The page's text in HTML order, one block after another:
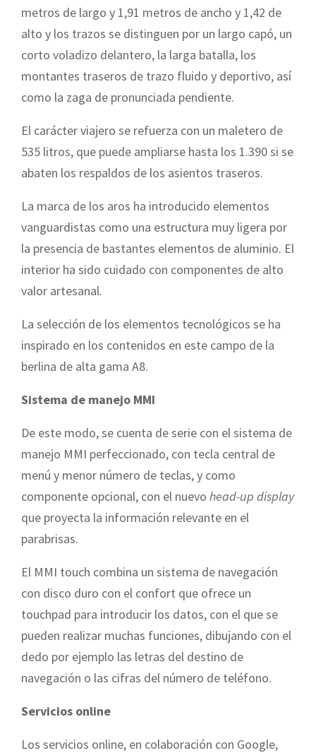
metros de largo y 1,91 metros de ancho y 1,42 de
alto y los trazos se distinguen por un largo capó, un
corto voladizo delantero, la larga batalla, los
montantes traseros de trazo fluido y deportivo, así
como la zaga de pronunciada pendiente.
El carácter viajero se refuerza con un maletero de
535 litros, que puede ampliarse hasta los 1.390 si se
abaten los respaldos de los asientos traseros.
La marca de los aros ha introducido elementos
vanguardistas como una estructura muy ligera por
la presencia de bastantes elementos de aluminio. El
interior ha sido cuidado con componentes de alto
valor artesanal.
La selección de los elementos tecnológicos se ha
inspirado en los contenidos en este campo de la
berlina de alta gama A8.
Sistema de manejo MMI
De este modo, se cuenta de serie con el sistema de
manejo MMI perfeccionado, con tecla central de
menú y menor número de teclas, y como
componente opcional, con el nuevo head-up display
que proyecta la información relevante en el
parabrisas.
El MMI touch combina un sistema de navegación
con disco duro con el confort que ofrece un
touchpad para introducir los datos, con el que se
pueden realizar muchas funciones, dibujando con el
dedo por ejemplo las letras del destino de
navegación o las cifras del número de teléfono.
Servicios online
Los servicios online, en colaboración con Google,